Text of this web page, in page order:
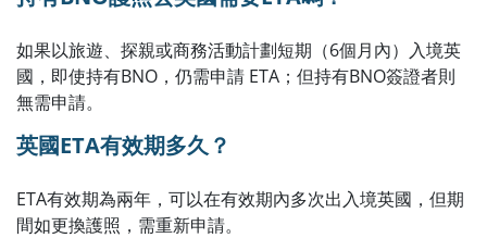
如果以旅遊、探親或商務活動計劃短期（6個月內）入境英
國，即使持有BNO，仍需申請 ETA；但持有BNO簽證者則
無需申請。
英國ETA有效期多久？
ETA有效期為兩年，可以在有效期內多次出入境英國，但期
間如更換護照，需重新申請。